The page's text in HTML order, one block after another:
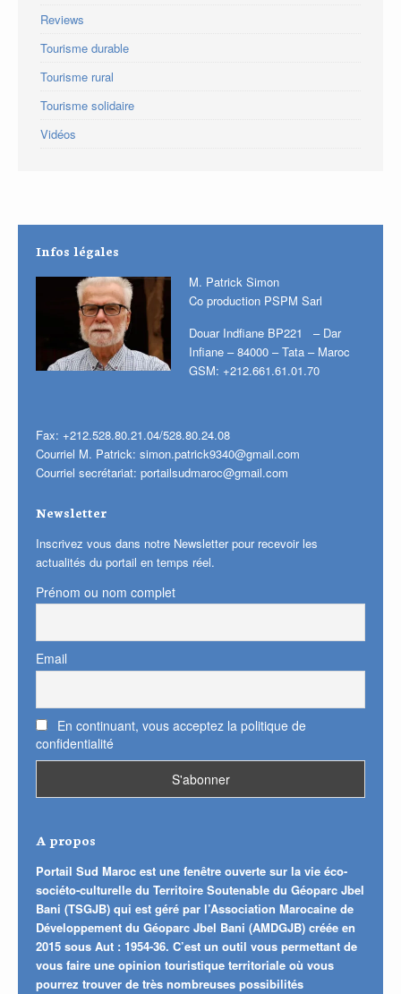
Reviews
Tourisme durable
Tourisme rural
Tourisme solidaire
Vidéos
Infos légales
M. Patrick Simon
Co production PSPM Sarl
Douar Indfiane BP221 – Dar
Infiane – 84000 – Tata – Maroc
GSM: +212.661.61.01.70
Fax: +212.528.80.21.04/528.80.24.08
Courriel M. Patrick: simon.patrick9340@gmail.com
Courriel secrétariat: portailsudmaroc@gmail.com
Newsletter
Inscrivez vous dans notre Newsletter pour recevoir les
actualités du portail en temps réel.
Prénom ou nom complet
Email
En continuant, vous acceptez la politique de
confidentialité
A propos
Portail Sud Maroc est une fenêtre ouverte sur la vie éco-
sociéto-culturelle du Territoire Soutenable du Géoparc Jbel
Bani (TSGJB) qui est géré par l’Association Marocaine de
Développement du Géoparc Jbel Bani (AMDGJB) créée en
2015 sous Aut : 1954-36. C’est un outil vous permettant de
vous faire une opinion touristique territoriale où vous
pourrez trouver de très nombreuses possibilités